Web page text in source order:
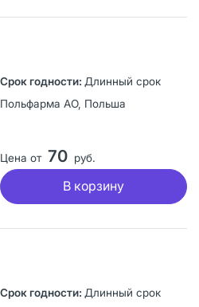
Длинный срок
Польфарма АО, Польша
Цена от 70 руб.
В корзину
Длинный срок